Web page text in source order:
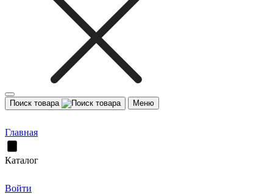
Поиск товара Меню
Главная
Каталог
Войти